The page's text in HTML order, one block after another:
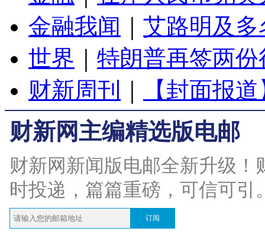
金融我闻
艾路明及
世界
特朗普再签两
财新周刊
【封面报
财新网主编精选版电邮
财新网新闻版电邮全新升级
时投递，篇篇重磅，可信可引
订阅